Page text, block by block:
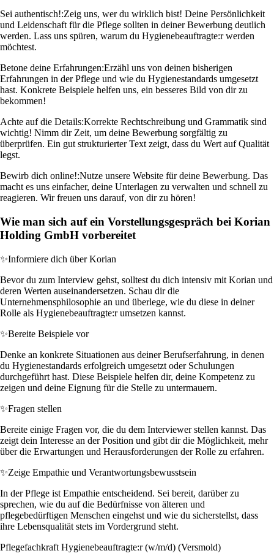
Sei authentisch!:Zeig uns, wer du wirklich bist! Deine Persönlichkeit
und Leidenschaft für die Pflege sollten in deiner Bewerbung deutlich
werden. Lass uns spüren, warum du Hygienebeauftragte:r werden
möchtest.
Betone deine Erfahrungen:Erzähl uns von deinen bisherigen
Erfahrungen in der Pflege und wie du Hygienestandards umgesetzt
hast. Konkrete Beispiele helfen uns, ein besseres Bild von dir zu
bekommen!
Achte auf die Details:Korrekte Rechtschreibung und Grammatik sind
wichtig! Nimm dir Zeit, um deine Bewerbung sorgfältig zu
überprüfen. Ein gut strukturierter Text zeigt, dass du Wert auf Qualität
legst.
Bewirb dich online!:Nutze unsere Website für deine Bewerbung. Das
macht es uns einfacher, deine Unterlagen zu verwalten und schnell zu
reagieren. Wir freuen uns darauf, von dir zu hören!
Wie man sich auf ein Vorstellungsgespräch bei Korian
Holding GmbH vorbereitet
✨Informiere dich über Korian
Bevor du zum Interview gehst, solltest du dich intensiv mit Korian und
deren Werten auseinandersetzen. Schau dir die
Unternehmensphilosophie an und überlege, wie du diese in deiner
Rolle als Hygienebeauftragte:r umsetzen kannst.
✨Bereite Beispiele vor
Denke an konkrete Situationen aus deiner Berufserfahrung, in denen
du Hygienestandards erfolgreich umgesetzt oder Schulungen
durchgeführt hast. Diese Beispiele helfen dir, deine Kompetenz zu
zeigen und deine Eignung für die Stelle zu untermauern.
✨Fragen stellen
Bereite einige Fragen vor, die du dem Interviewer stellen kannst. Das
zeigt dein Interesse an der Position und gibt dir die Möglichkeit, mehr
über die Erwartungen und Herausforderungen der Rolle zu erfahren.
✨Zeige Empathie und Verantwortungsbewusstsein
In der Pflege ist Empathie entscheidend. Sei bereit, darüber zu
sprechen, wie du auf die Bedürfnisse von älteren und
pflegebedürftigen Menschen eingehst und wie du sicherstellst, dass
ihre Lebensqualität stets im Vordergrund steht.
Pflegefachkraft Hygienebeauftragte:r (w/m/d) (Versmold)